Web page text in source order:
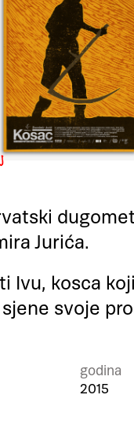
Jurića.
Ivu, kosca
svoje
godina
2015